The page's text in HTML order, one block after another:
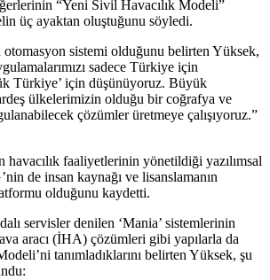
“Yeni Sivil Havacılık Modeli”
üç ayaktan oluştuğunu söyledi.
sistemi olduğunu belirten Yüksek,
sadece Türkiye için
Türkiye’ için düşünüyoruz. Büyük
ülkelerimizin olduğu bir coğrafya ve
çözümler üretmeye çalışıyoruz.”
faaliyetlerinin yönetildiği yazılımsal
de insan kaynağı ve lisanslamanın
olduğunu kaydetti.
servisler denilen ‘Mania’ sistemlerinin
aracı (İHA) çözümleri gibi yapılarla da
tanımladıklarını belirten Yüksek, şu